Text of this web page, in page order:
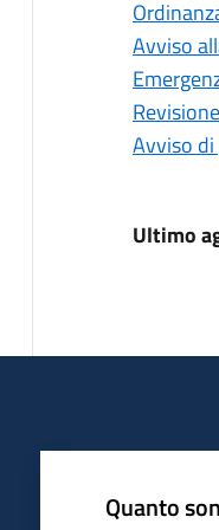
Avviso
Avviso
Ultimo
Quanto